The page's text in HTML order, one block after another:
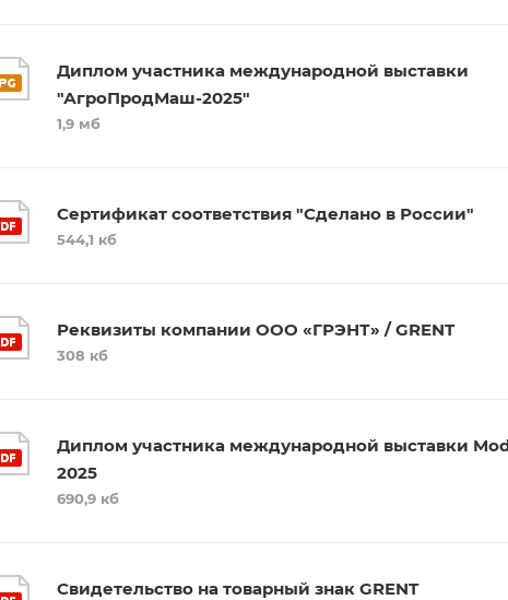
Диплом участника международной выставки
"АгроПродМаш-2025"
1,9 мб
Сертификат соответствия "Сделано в России"
544,1 кб
Реквизиты компании ООО «ГРЭНТ» / GRENT
308 кб
Диплом участника международной выставки
2025
690,9 кб
Свидетельство на товарный знак GRENT